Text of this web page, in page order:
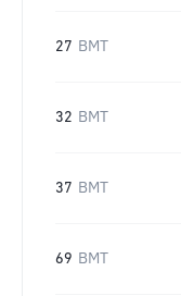
27 BMT
32 BMT
37 BMT
69 BMT